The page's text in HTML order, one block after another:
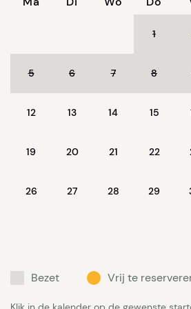
1
5 6 7 8
12 13 14 15
19 20 21 22
26 27 28 29
Bezet Vrij te